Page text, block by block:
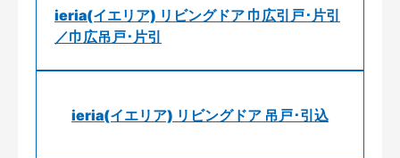
ieria(イエリア) リビングドア 巾広引戸･片引
／巾広吊戸･片引
ieria(イエリア) リビングドア 吊戸･引込